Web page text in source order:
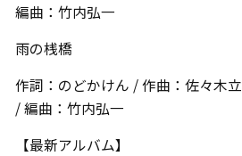
編曲：竹内弘一
雨の桟橋
作詞：のどかけん / 作曲：佐々木立
/ 編曲：竹内弘一
【最新アルバム】